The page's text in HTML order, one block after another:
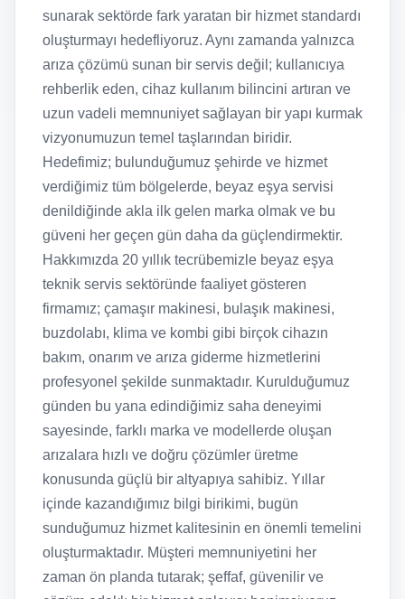
sunarak sektörde fark yaratan bir hizmet standardı
oluşturmayı hedefliyoruz. Aynı zamanda yalnızca
arıza çözümü sunan bir servis değil; kullanıcıya
rehberlik eden, cihaz kullanım bilincini artıran ve
uzun vadeli memnuniyet sağlayan bir yapı kurmak
vizyonumuzun temel taşlarından biridir.
Hedefimiz; bulunduğumuz şehirde ve hizmet
verdiğimiz tüm bölgelerde, beyaz eşya servisi
denildiğinde akla ilk gelen marka olmak ve bu
güveni her geçen gün daha da güçlendirmektir.
Hakkımızda 20 yıllık tecrübemizle beyaz eşya
teknik servis sektöründe faaliyet gösteren
firmamız; çamaşır makinesi, bulaşık makinesi,
buzdolabı, klima ve kombi gibi birçok cihazın
bakım, onarım ve arıza giderme hizmetlerini
profesyonel şekilde sunmaktadır. Kurulduğumuz
günden bu yana edindiğimiz saha deneyimi
sayesinde, farklı marka ve modellerde oluşan
arızalara hızlı ve doğru çözümler üretme
konusunda güçlü bir altyapıya sahibiz. Yıllar
içinde kazandığımız bilgi birikimi, bugün
sunduğumuz hizmet kalitesinin en önemli temelini
oluşturmaktadır. Müşteri memnuniyetini her
zaman ön planda tutarak; şeffaf, güvenilir ve